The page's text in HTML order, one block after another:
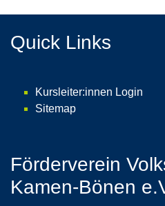
Quick Links
Kursleiter:innen Login
Sitemap
Förderverein
Kamen-Bönen